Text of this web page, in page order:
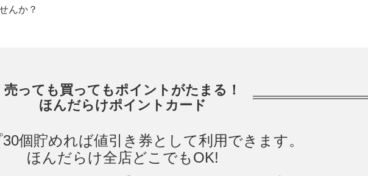
んか？
売っても買ってもポイントがたまる！
ほんだらけポイントカード
個貯めれば値引き券として利用できます。
ほんだらけ全店どこでもOK!